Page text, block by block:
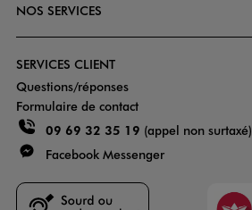
NOS SERVICES
SERVICES CLIENT
Questions/réponses
Formulaire de contact
09 69 32 35 19 (appel non surtaxé)
Facebook Messenger
Faciliti